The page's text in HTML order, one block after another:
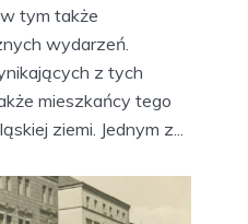
tym także
wydarzeń.
z tych
mieszkańcy tego
ziemi. Jednym z...